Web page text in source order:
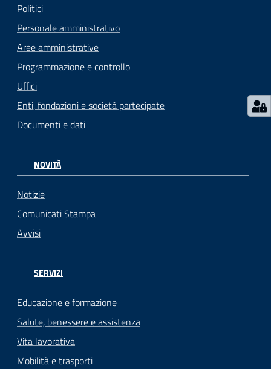
Politici
Personale amministrativo
Aree amministrative
Programmazione e controllo
Uffici
Enti, fondazioni e società partecipate
Documenti e dati
NOVITÀ
Notizie
Comunicati Stampa
Avvisi
SERVIZI
Educazione e formazione
Salute, benessere e assistenza
Vita lavorativa
Mobilità e trasporti